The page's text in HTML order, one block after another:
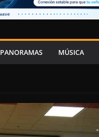
PANORAMAS MÚSICA